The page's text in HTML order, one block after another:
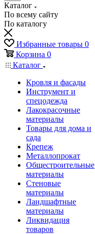
Каталог
По всему сайту
По каталогу
Избранные товары 0
Корзина 0
Каталог
Кровля и фасады
Инструмент и
спецодежда
Лакокрасочные
материалы
Товары для дома и
сада
Крепеж
Металлопрокат
Общестроительные
материалы
Стеновые
материалы
Ландшафтные
материалы
Ликвидация
товаров